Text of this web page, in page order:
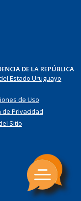
DE LA REPÚBLICA
Estado Uruguayo
de Uso
de Privacidad
Sitio